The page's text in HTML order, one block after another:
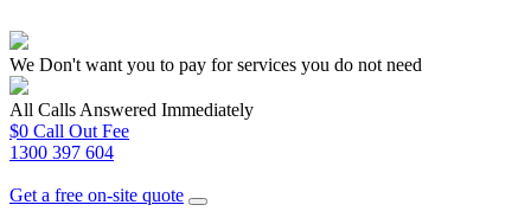
We Don't want you to pay for services you do not need
All Calls Answered Immediately
$0 Call Out Fee
1300 397 604
Get a free on-site quote